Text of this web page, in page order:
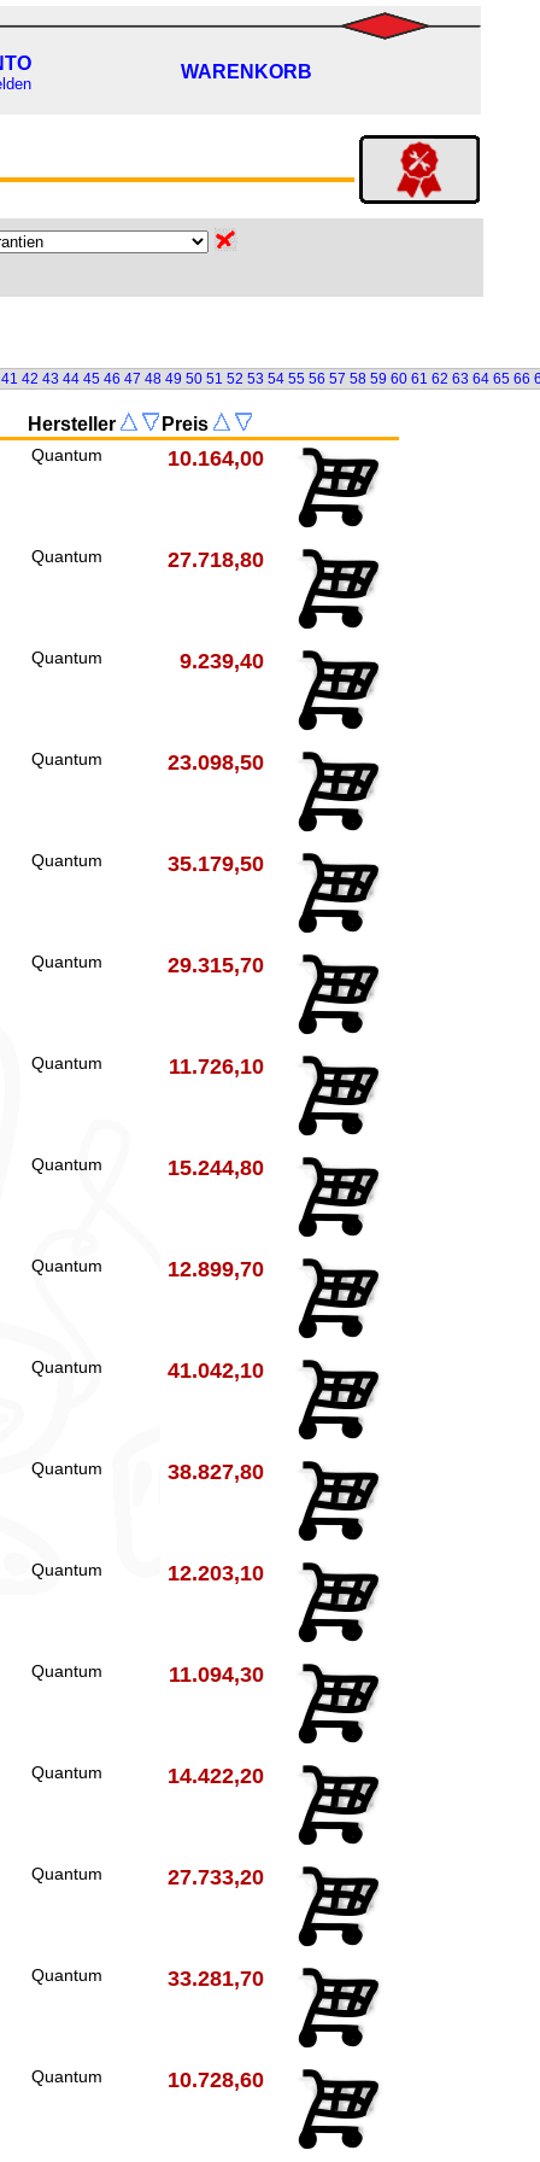
WARENKORB
41 42 43 44 45 46 47 48 49 50 51 52 53 54 55 56 57 58 59 60 61 62 63 64 65 66
Hersteller Preis
Quantum 10.164,00
Quantum 27.718,80
Quantum 9.239,40
Quantum 23.098,50
Quantum 35.179,50
Quantum 29.315,70
Quantum 11.726,10
Quantum 15.244,80
Quantum 12.899,70
Quantum 41.042,10
Quantum 38.827,80
Quantum 12.203,10
Quantum 11.094,30
Quantum 14.422,20
Quantum 27.733,20
Quantum 33.281,70
Quantum 10.728,60